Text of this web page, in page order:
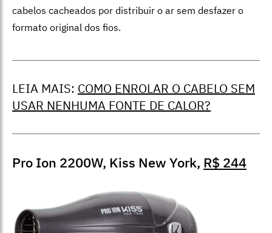
cabelos cacheados por distribuir o ar sem desfazer o
formato original dos fios.
LEIA MAIS: COMO ENROLAR O CABELO SEM
USAR NENHUMA FONTE DE CALOR?
Pro Ion 2200W, Kiss New York, R$ 244